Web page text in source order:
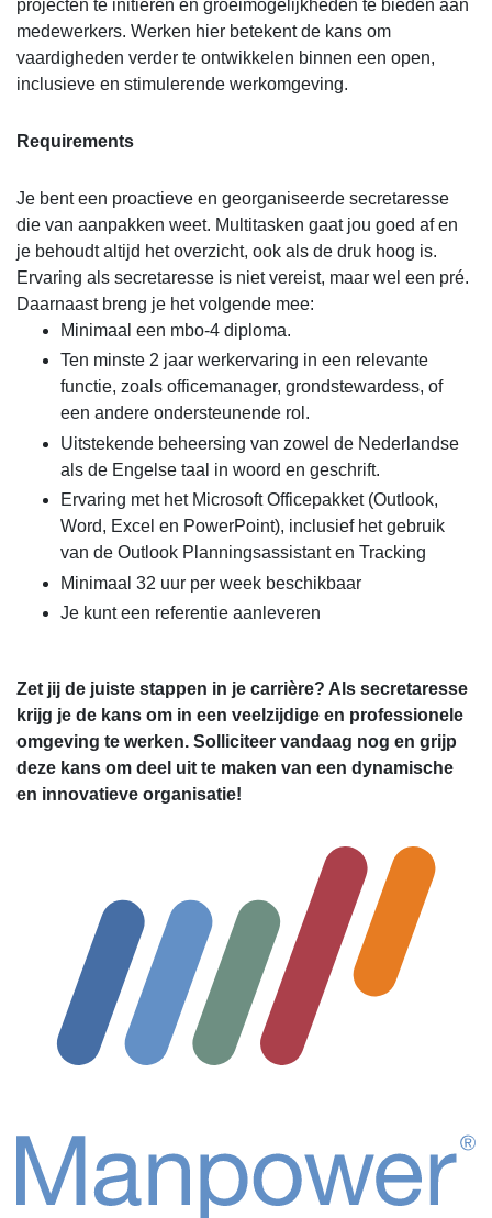
projecten te initiëren en groeimogelijkheden te bieden aan
medewerkers. Werken hier betekent de kans om
vaardigheden verder te ontwikkelen binnen een open,
inclusieve en stimulerende werkomgeving.
Requirements
Je bent een proactieve en georganiseerde secretaresse
die van aanpakken weet. Multitasken gaat jou goed af en
je behoudt altijd het overzicht, ook als de druk hoog is.
Ervaring als secretaresse is niet vereist, maar wel een pré.
Daarnaast breng je het volgende mee:
Minimaal een mbo-4 diploma.
Ten minste 2 jaar werkervaring in een relevante
functie, zoals officemanager, grondstewardess, of
een andere ondersteunende rol.
Uitstekende beheersing van zowel de Nederlandse
als de Engelse taal in woord en geschrift.
Ervaring met het Microsoft Officepakket (Outlook,
Word, Excel en PowerPoint), inclusief het gebruik
van de Outlook Planningsassistant en Tracking
Minimaal 32 uur per week beschikbaar
Je kunt een referentie aanleveren
Zet jij de juiste stappen in je carrière? Als secretaresse
krijg je de kans om in een veelzijdige en professionele
omgeving te werken. Solliciteer vandaag nog en grijp
deze kans om deel uit te maken van een dynamische
en innovatieve organisatie!